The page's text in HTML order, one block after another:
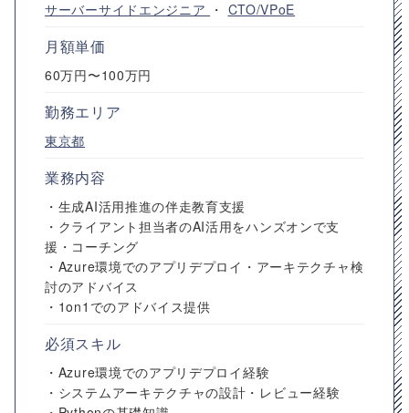
サーバーサイドエンジニア ・ CTO/VPoE
月額単価
60万円〜100万円
勤務エリア
東京都
業務内容
・生成AI活用推進の伴走教育支援
・クライアント担当者のAI活用をハンズオンで支
援・コーチング
・Azure環境でのアプリデプロイ・アーキテクチャ検
討のアドバイス
・1on1でのアドバイス提供
必須スキル
・Azure環境でのアプリデプロイ経験
・システムアーキテクチャの設計・レビュー経験